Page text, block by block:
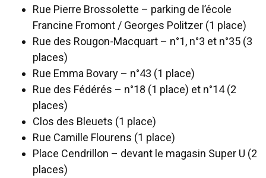
Rue Pierre Brossolette – parking de l’école
Francine Fromont / Georges Politzer (1 place)
Rue des Rougon-Macquart – n°1, n°3 et n°35 (3
places)
Rue Emma Bovary – n°43 (1 place)
Rue des Fédérés – n°18 (1 place) et n°14 (2
places)
Clos des Bleuets (1 place)
Rue Camille Flourens (1 place)
Place Cendrillon – devant le magasin Super U (2
places)